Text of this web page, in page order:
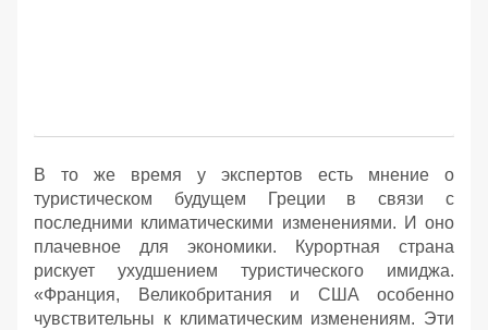
В то же время у экспертов есть мнение о
туристическом будущем Греции в связи с
последними климатическими изменениями. И оно
плачевное для экономики. Курортная страна
рискует ухудшением туристического имиджа.
«Франция, Великобритания и США особенно
чувствительны к климатическим изменениям. Эти